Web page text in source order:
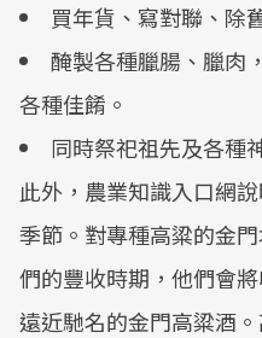
買年貨、寫對聯、除
醃製各種臘腸、臘肉
各種佳餚。
同時祭祀祖先及各種
此外，農業知識入口網
季節。對專種高粱的金
們的豐收時期，他們會
遠近馳名的金門高粱酒